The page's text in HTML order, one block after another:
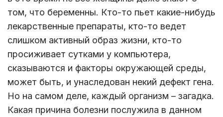
том, что беременны. Кто-то пьет какие-нибудь
лекарственные препараты, кто-то ведет
слишком активный образ жизни, кто-то
просиживает сутками у компьютера,
сказываются и факторы окружающей среды,
может быть, и унаследован некий дефект гена.
Но на самом деле, каждый организм – загадка.
Какая причина болезни послужила в данном